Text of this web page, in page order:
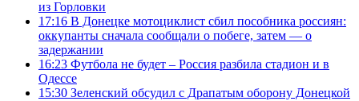
из Горловки
17:16 В Донецке мотоциклист сбил пособника россиян:
оккупанты сначала сообщали о побеге, затем — о
задержании
16:23 Футбола не будет – Россия разбила стадион и в
Одессе
15:30 Зеленский обсудил с Драпатым оборону Донецкой